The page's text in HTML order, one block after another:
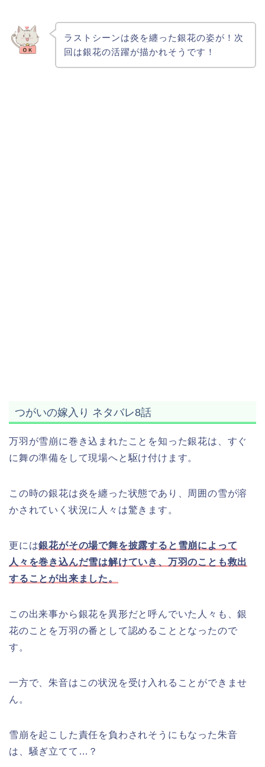
ラストシーンは炎を纏った銀花の姿が！次
回は銀花の活躍が描かれそうです！
つがいの嫁入り ネタバレ8話
万羽が雪崩に巻き込まれたことを知った銀花は、すぐ
に舞の準備をして現場へと駆け付けます。
この時の銀花は炎を纏った状態であり、周囲の雪が溶
かされていく状況に人々は驚きます。
更には銀花がその場で舞を披露すると雪崩によって
人々を巻き込んだ雪は解けていき、万羽のことも救出
することが出来ました。
この出来事から銀花を異形だと呼んでいた人々も、銀
花のことを万羽の番として認めることとなったので
す。
一方で、朱音はこの状況を受け入れることができませ
ん。
雪崩を起こした責任を負わされそうにもなった朱音
は、騒ぎ立てて…？